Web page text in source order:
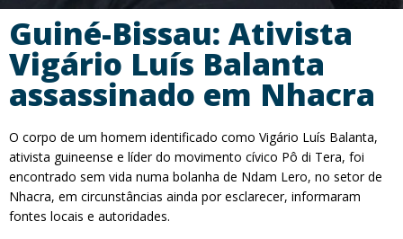
Guiné-Bissau: Ativista
Vigário Luís Balanta
assassinado em Nhacra
O corpo de um homem identificado como Vigário Luís Balanta,
ativista guineense e líder do movimento cívico Pô di Tera, foi
encontrado sem vida numa bolanha de Ndam Lero, no setor de
Nhacra, em circunstâncias ainda por esclarecer, informaram
fontes locais e autoridades.